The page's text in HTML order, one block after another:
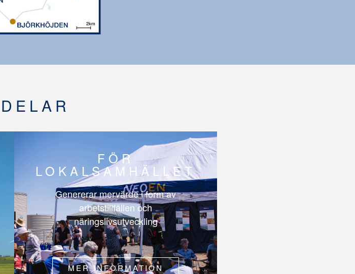
FÖR
LOKALSAMHÄLLET
Genererar mervärde i form av
arbetstillfällen och
näringslivsutveckling
MER INFORMATION